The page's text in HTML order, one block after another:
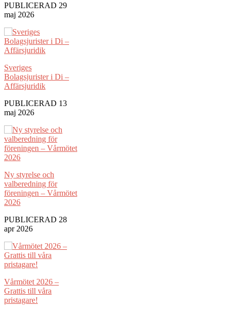
PUBLICERAD 29
maj 2026
Sveriges
Bolagsjurister i Di –
Affärsjuridik
PUBLICERAD 13
maj 2026
Ny styrelse och
valberedning för
föreningen – Vårmötet
2026
PUBLICERAD 28
apr 2026
Vårmötet 2026 –
Grattis till våra
pristagare!